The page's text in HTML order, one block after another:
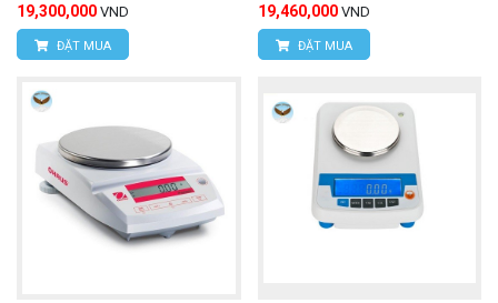
19,300,000 VND
ĐẶT MUA
19,460,000 VND
ĐẶT MUA